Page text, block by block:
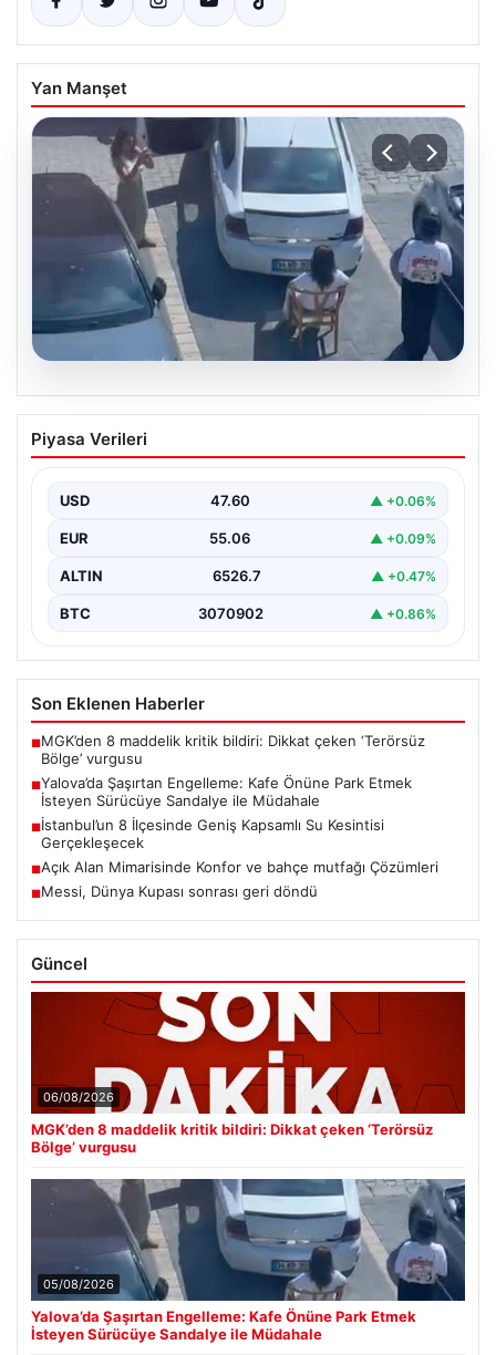
Yan Manşet
05.08.2026
Yalova’da Şaşırtan Engelleme: Kafe
Önüne Park Etmek İsteyen Sürücüye
Yalova'da yaşanan sıra dışı bir olay, gündeme damgasını
Piyasa Verileri
USD 47.60 ▲ +0.06%
EUR 55.06 ▲ +0.09%
ALTIN 6526.7 ▲ +0.47%
BTC 3070902 ▲ +0.86%
Son Eklenen Haberler
■MGK’den 8 maddelik kritik bildiri: Dikkat çeken ‘Terörsüz
Bölge’ vurgusu
■Yalova’da Şaşırtan Engelleme: Kafe Önüne Park Etmek
İsteyen Sürücüye Sandalye ile Müdahale
■İstanbul’un 8 İlçesinde Geniş Kapsamlı Su Kesintisi
Gerçekleşecek
■Açık Alan Mimarisinde Konfor ve bahçe mutfağı Çözümleri
■Messi, Dünya Kupası sonrası geri döndü
Güncel
06/08/2026
MGK’den 8 maddelik kritik bildiri: Dikkat çeken ‘Terörsüz
Bölge’ vurgusu
05/08/2026
Yalova’da Şaşırtan Engelleme: Kafe Önüne Park Etmek
İsteyen Sürücüye Sandalye ile Müdahale